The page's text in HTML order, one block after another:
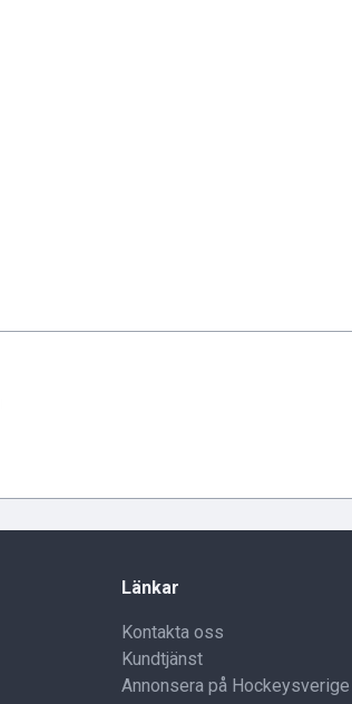
Länkar
Kontakta oss
Kundtjänst
Annonsera på Hockeysverige